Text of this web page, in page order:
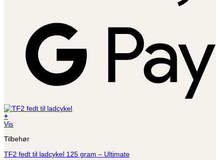
+
Vis
Tilbehør
TF2 fedt til ladcykel 125 gram – Ultimate